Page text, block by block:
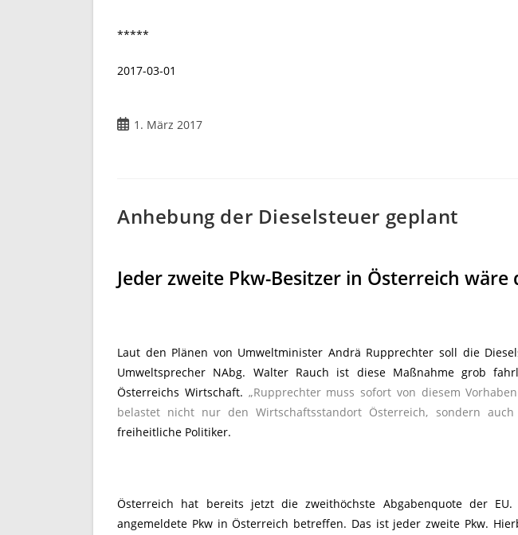
*****
2017-03-01
Beitrag1. März 2017
Anhebung der Dieselsteuer geplant
Jeder zweite Pkw-Besitzer in Österreich
Laut den Plänen von Umweltminister Andrä Rupprechter soll die
Umweltsprecher NAbg. Walter Rauch ist diese Maßnahme grob
Österreichs Wirtschaft. „Rupprechter muss sofort von diesem
belastet nicht nur den Wirtschaftsstandort Österreich, sondern auch
freiheitliche Politiker.
Österreich hat bereits jetzt die zweithöchste Abgabenquote der
angemeldete Pkw in Österreich betreffen. Das ist jeder zweite Pkw.